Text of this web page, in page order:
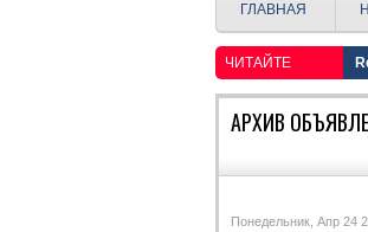
ГЛАВНАЯ
ЧИТАЙТЕ
АРХИВ
Понедельник, Апр 24